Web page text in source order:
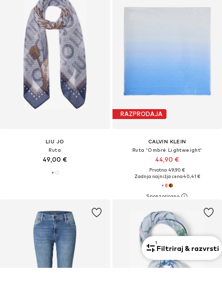
LIU JO
Ruta
49,00 €
RAZPRODAJA
CALVIN KLEIN
Ruta 'Ombré Lightweight'
44,90 €
Prvotno: 49,90 €
Zadnja najnižja cena40,41 €
1
Filtriraj & razvrsti